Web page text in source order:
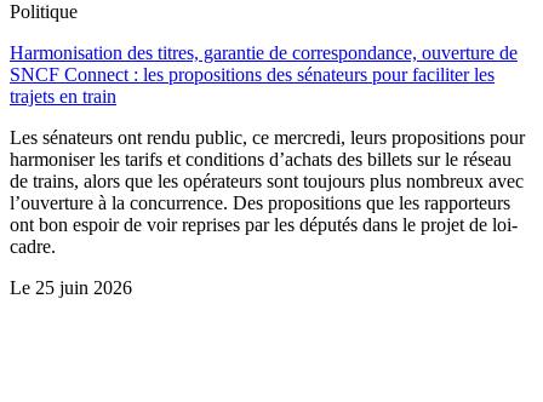
Politique
Harmonisation des titres, garantie de correspondance, ouverture de
SNCF Connect : les propositions des sénateurs pour faciliter les
trajets en train
Les sénateurs ont rendu public, ce mercredi, leurs propositions pour
harmoniser les tarifs et conditions d’achats des billets sur le réseau
de trains, alors que les opérateurs sont toujours plus nombreux avec
l’ouverture à la concurrence. Des propositions que les rapporteurs
ont bon espoir de voir reprises par les députés dans le projet de loi-
cadre.
Le 25 juin 2026